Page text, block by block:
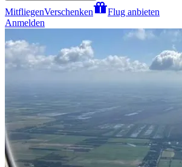
MitfliegenVerschenken
Flug anbieten
Anmelden